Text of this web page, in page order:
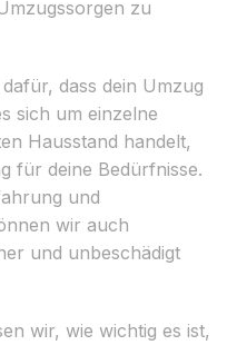
zu
dass dein Umzug
sich um einzelne
Hausstand handelt,
für deine Bedürfnisse.
und
wir auch
und unbeschädigt
wir, wie wichtig es ist,